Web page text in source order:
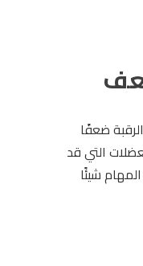
ضعفًا
التي قد
شيئًا